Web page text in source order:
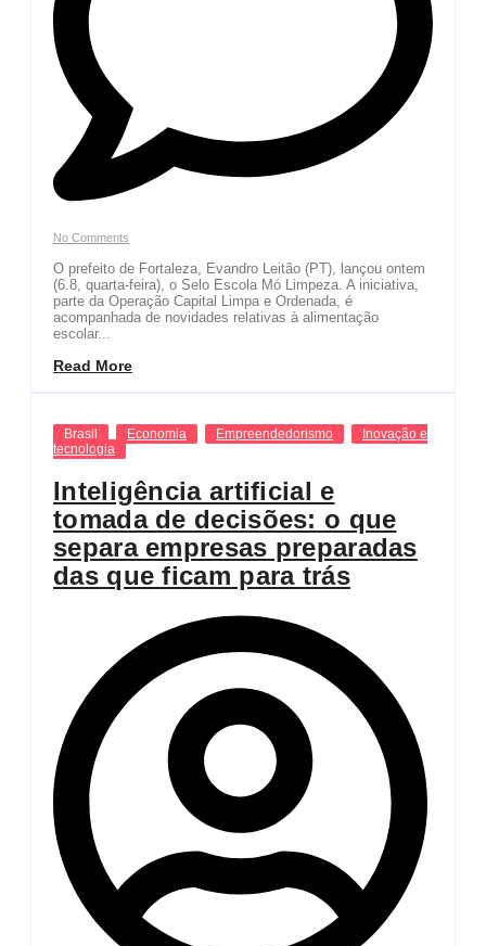
No Comments
O prefeito de Fortaleza, Evandro Leitão (PT), lançou ontem
(6.8, quarta-feira), o Selo Escola Mó Limpeza. A iniciativa,
parte da Operação Capital Limpa e Ordenada, é
acompanhada de novidades relativas à alimentação
escolar...
Read More
Brasil Economia Empreendedorismo
Inovação e
tecnologia
Inteligência artificial e
tomada de decisões: o que
separa empresas preparadas
das que ficam para trás